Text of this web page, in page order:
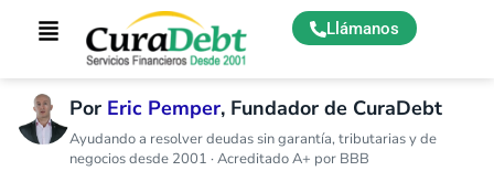
Llámanos
Por Eric Pemper, Fundador de CuraDebt
Ayudando a resolver deudas sin garantía, tributarias y de
negocios desde 2001 · Acreditado A+ por BBB